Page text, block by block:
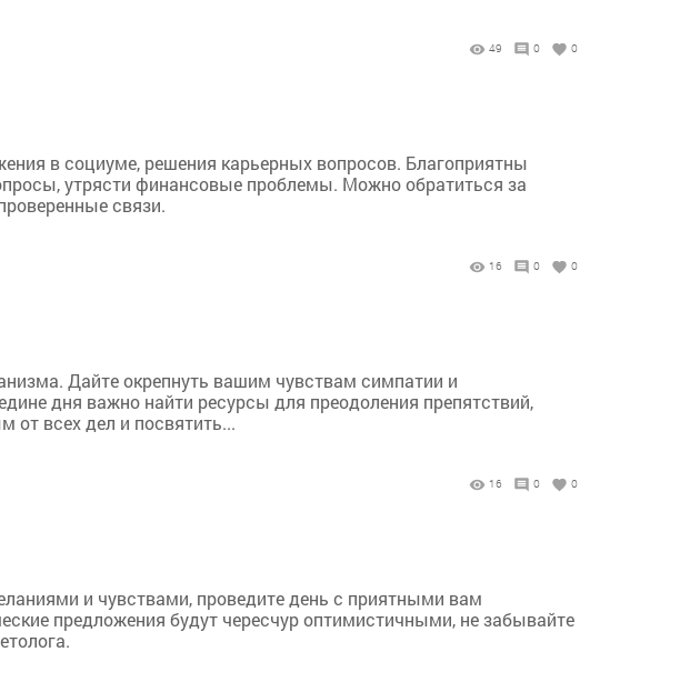
49 0 0
в социуме, решения карьерных вопросов. Благоприятны
утрясти финансовые проблемы. Можно обратиться за
связи.
16 0 0
Дайте окрепнуть вашим чувствам симпатии и
дня важно найти ресурсы для преодоления препятствий,
от всех дел и посвятить...
16 0 0
и чувствами, проведите день с приятными вам
предложения будут чересчур оптимистичными, не забывайте